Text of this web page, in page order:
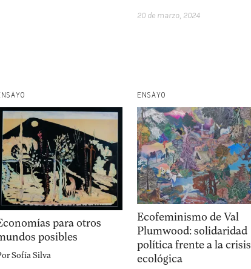
20 de marzo, 2024
para otros
posibles
Sofía Silva
ENSAYO
Ecofeminismo de Val
Plumwood: solidaridad
política frente a la crisis
ecológica